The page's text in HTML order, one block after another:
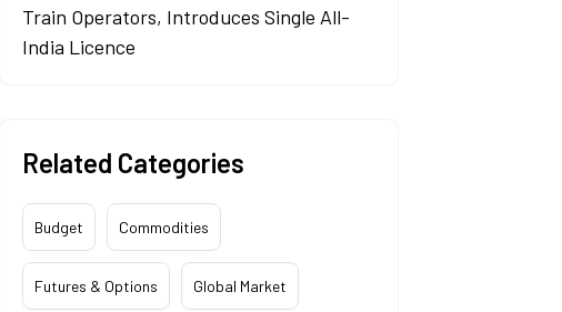
Train Operators, Introduces Single All-
India Licence
Related Categories
Budget Commodities
Futures & Options Global Market